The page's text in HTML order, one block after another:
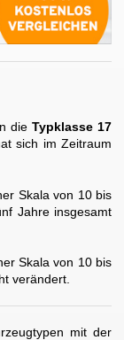
die Typklasse 17
sich im Zeitraum
Skala von 10 bis
Jahre insgesamt
Skala von 10 bis
verändert.
mit der